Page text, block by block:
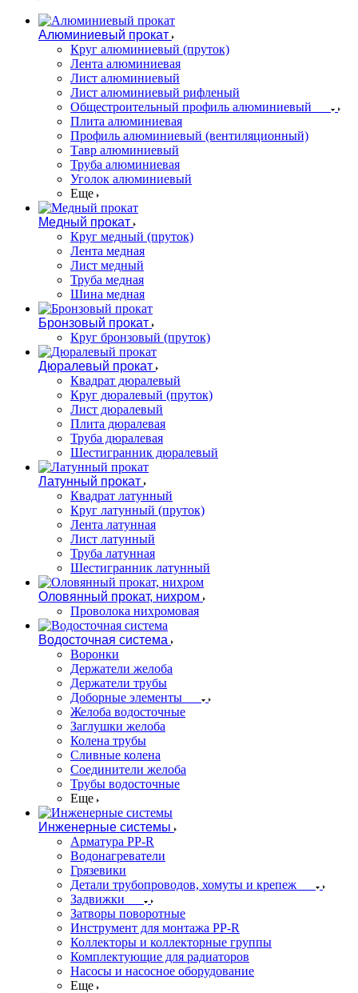
Алюминиевый прокат
Круг алюминиевый (пруток)
Лента алюминиевая
Лист алюминиевый
Лист алюминиевый рифленый
Общестроительный профиль алюминиевый
Плита алюминиевая
Профиль алюминиевый (вентиляционный)
Тавр алюминиевый
Труба алюминиевая
Уголок алюминиевый
Еще
Медный прокат
Круг медный (пруток)
Лента медная
Лист медный
Труба медная
Шина медная
Бронзовый прокат
Круг бронзовый (пруток)
Дюралевый прокат
Квадрат дюралевый
Круг дюралевый (пруток)
Лист дюралевый
Плита дюралевая
Труба дюралевая
Шестигранник дюралевый
Латунный прокат
Квадрат латунный
Круг латунный (пруток)
Лента латунная
Лист латунный
Труба латунная
Шестигранник латунный
Оловянный прокат, нихром
Проволока нихромовая
Водосточная система
Воронки
Держатели желоба
Держатели трубы
Доборные элементы
Желоба водосточные
Заглушки желоба
Колена трубы
Сливные колена
Соединители желоба
Трубы водосточные
Еще
Инженерные системы
Арматура PP-R
Водонагреватели
Грязевики
Детали трубопроводов, хомуты и крепеж
Задвижки
Затворы поворотные
Инструмент для монтажа PP-R
Коллекторы и коллекторные группы
Комплектующие для радиаторов
Насосы и насосное оборудование
Еще